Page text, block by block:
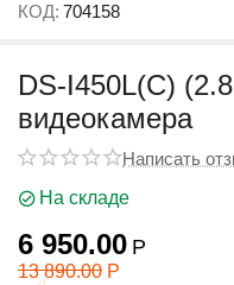
КОД: 704158
DS-I450L(C)
видеокамера
Написать
На складе
6 950.00 Р
13 890.00 Р